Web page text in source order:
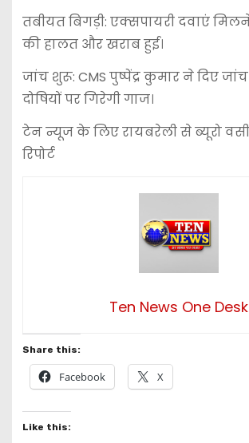
​तबीयत बिगड़ी: एक्सपायरी दवाएं
की हालत और खराब हुई।
​जांच शुरू: CMS पुष्पेंद्र कुमार ने दिए
दोषियों पर गिरेगी गाज।
टेन न्यूज के लिए रायबरेली से ब्यूरो
रिपोर्ट
Ten News One Desk
Share this:
Facebook X
Like this: